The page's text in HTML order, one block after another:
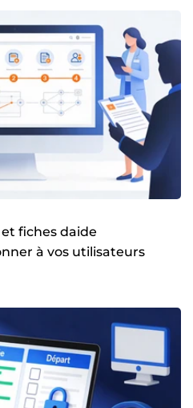
fiches daide
à vos utilisateurs